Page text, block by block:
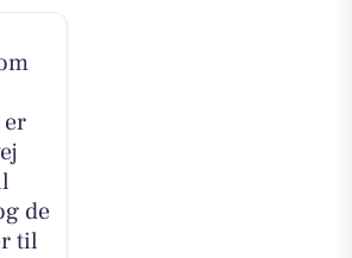
de
til